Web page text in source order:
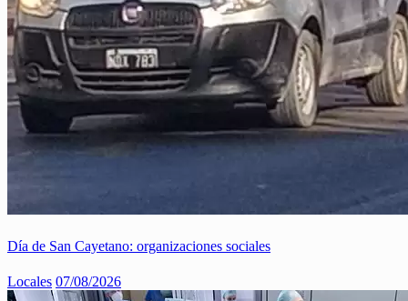
Día de San Cayetano: organizaciones sociales
Locales 07/08/2026